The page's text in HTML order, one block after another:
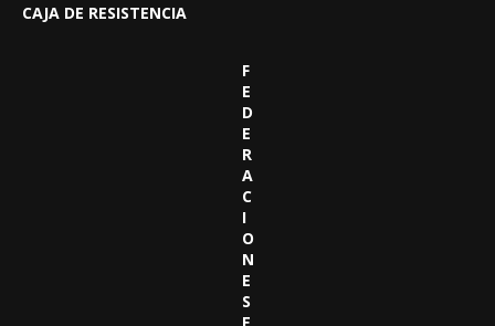
CAJA DE RESISTENCIA
F
E
D
E
R
A
C
I
O
N
E
S